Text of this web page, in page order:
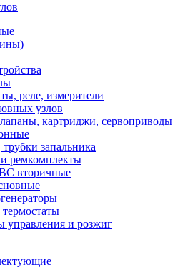
реле, измерители
узлов
картриджи, сервоприводы
запальника
ремкомплекты
вторичные
управления и розжиг